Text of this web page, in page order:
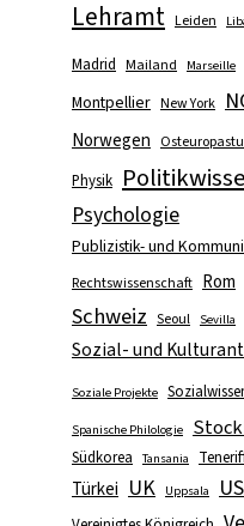
Lehramt Leiden
Madrid Mailand Marseille
Montpellier New York
Norwegen
Physik
Psychologie
Publizistik- und
Rechtswissenschaft Rom
Schweiz Seoul Sevilla
Sozial- und
Soziale Projekte
Spanische Philologie
Südkorea Tansania
Türkei UK Uppsala